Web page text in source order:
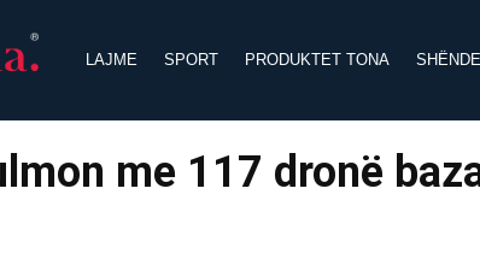
LAJME SPORT PRODUKTET TONA
me 117 dronë